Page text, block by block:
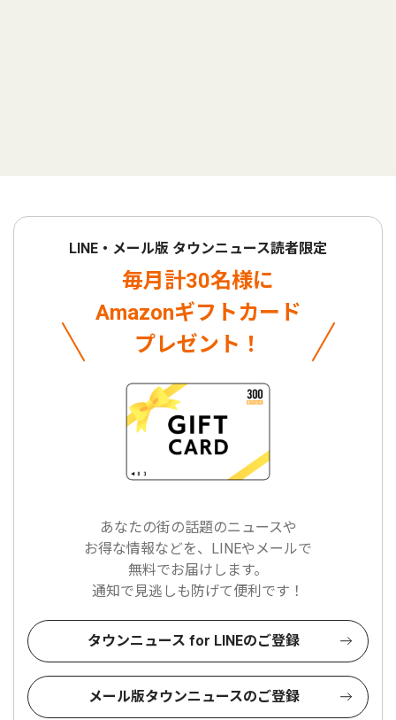
LINE・メール版 タウンニュース読者限定
毎月計30名様に
Amazonギフトカード
プレゼント！
あなたの街の話題のニュースや
お得な情報などを、LINEやメールで
無料でお届けします。
通知で見逃しも防げて便利です！
タウンニュース for LINEのご登録
メール版タウンニュースのご登録